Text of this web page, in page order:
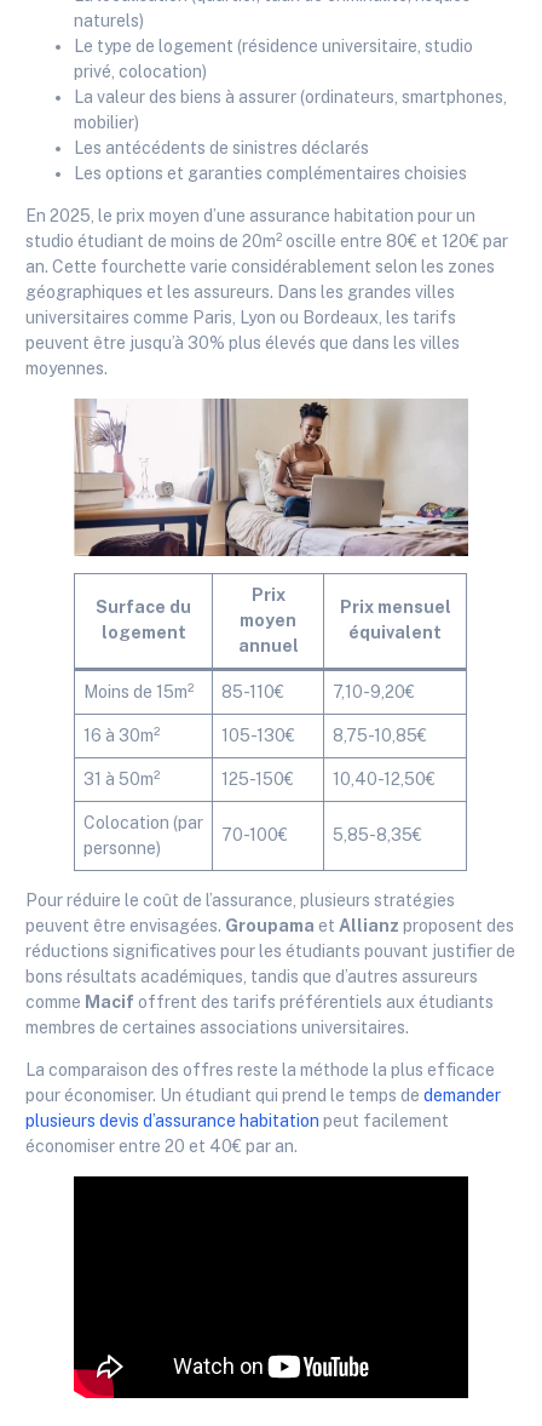
naturels)
Le type de logement (résidence universitaire, studio
privé, colocation)
La valeur des biens à assurer (ordinateurs, smartphones,
mobilier)
Les antécédents de sinistres déclarés
Les options et garanties complémentaires choisies
En 2025, le prix moyen d’une assurance habitation pour un
studio étudiant de moins de 20m² oscille entre 80€ et 120€ par
an. Cette fourchette varie considérablement selon les zones
géographiques et les assureurs. Dans les grandes villes
universitaires comme Paris, Lyon ou Bordeaux, les tarifs
peuvent être jusqu’à 30% plus élevés que dans les villes
moyennes.
Surface du
logement
Prix
moyen
annuel
Prix mensuel
équivalent
Moins de 15m² 85-110€ 7,10-9,20€
16 à 30m² 105-130€ 8,75-10,85€
31 à 50m² 125-150€ 10,40-12,50€
Colocation (par
personne)
70-100€ 5,85-8,35€
Pour réduire le coût de l’assurance, plusieurs stratégies
peuvent être envisagées. Groupama etAllianz proposent des
réductions significatives pour les étudiants pouvant justifier de
bons résultats académiques, tandis que d’autres assureurs
comme Macif offrent des tarifs préférentiels aux étudiants
membres de certaines associations universitaires.
La comparaison des offres reste la méthode la plus efficace
pour économiser. Un étudiant qui prend le temps dedemander
plusieurs devis d’assurance habitation peut facilement
économiser entre 20 et 40€ par an.